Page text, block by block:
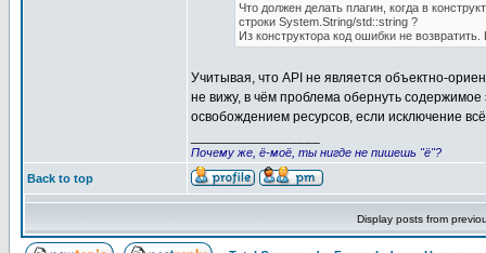
Что должен делать плагин, когда в
строки System.String/std::string ?
Из конструктора код ошибки не
Учитывая, что API не является объектно-
не вижу, в чём проблема обернуть
освобождением ресурсов, если исключение
Почему же, ё-моё, ты нигде не пишешь "ё"?
Back to top
Display posts from